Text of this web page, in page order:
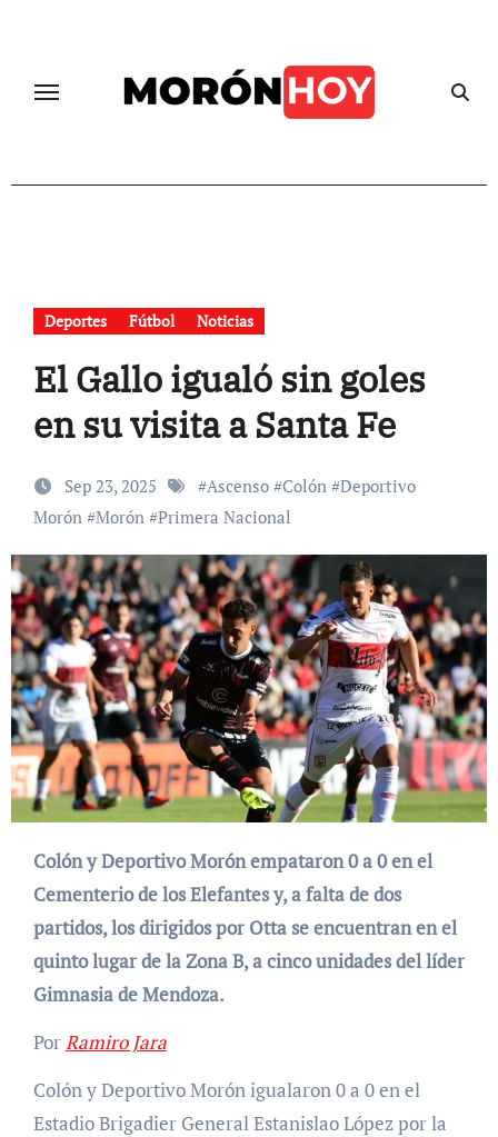
Deportes Fútbol Noticias
El Gallo igualó sin goles
en su visita a Santa Fe
Sep 23, 2025 #Ascenso#Colón #Deportivo
Morón #Morón #Primera Nacional
Colón y Deportivo Morón empataron 0 a 0 en el
Cementerio de los Elefantes y, a falta de dos
partidos, los dirigidos por Otta se encuentran en el
quinto lugar de la Zona B, a cinco unidades del líder
Gimnasia de Mendoza.
PorRamiro Jara
Colón y Deportivo Morón igualaron 0 a 0 en el
Estadio Brigadier General Estanislao López por la